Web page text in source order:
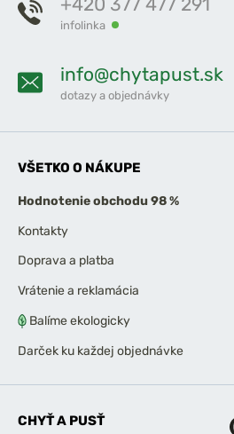
infolinka
info@chytapust.sk
dotazy a objednávky
VŠETKO O NÁKUPE
Hodnotenie obchodu 98 %
Kontakty
Doprava a platba
Vrátenie a reklamácia
Balíme ekologicky
Darček ku každej objednávke
CHYŤ A PUSŤ